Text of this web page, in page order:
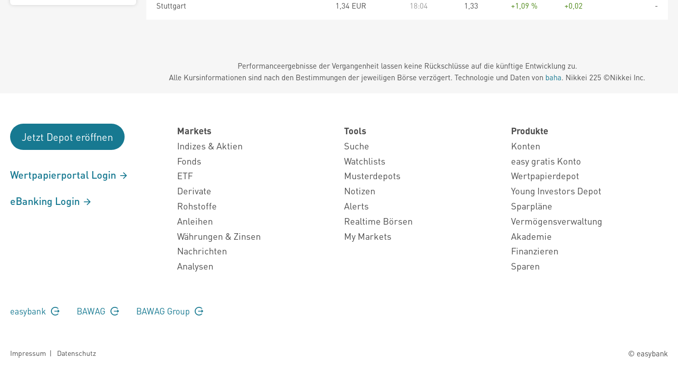
Stuttgart
1,34 EUR 18:04 1,33 +1,09 % +0,02 -
Performanceergebnisse der Vergangenheit lassen keine Rückschlüsse auf die künftige Entwicklung zu.
Alle Kursinformationen sind nach den Bestimmungen der jeweiligen Börse verzögert. Technologie und Daten von baha. Nikkei 225 ©Nikkei Inc.
Jetzt Depot eröffnen
Wertpapierportal Login
eBanking Login
Markets
Indizes & Aktien
Fonds
ETF
Derivate
Rohstoffe
Anleihen
Währungen & Zinsen
Nachrichten
Analysen
Tools
Suche
Watchlists
Musterdepots
Notizen
Alerts
Realtime Börsen
My Markets
Produkte
Konten
easy gratis Konto
Wertpapierdepot
Young Investors Depot
Sparpläne
Vermögensverwaltung
Akademie
Finanzieren
Sparen
easybank BAWAG BAWAG Group
Impressum | Datenschutz © easybank